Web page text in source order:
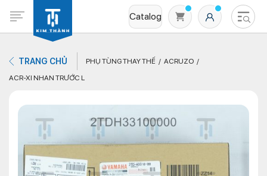
Catalog
Không có sản phẩm nào trong giỏ hàng
TRANG CHỦ PHỤ TÙNG THAY THẾ
ACRUZO
ACR-XI NHAN TRƯỚC L